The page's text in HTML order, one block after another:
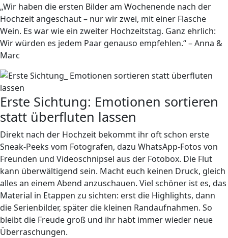
„Wir haben die ersten Bilder am Wochenende nach der
Hochzeit angeschaut – nur wir zwei, mit einer Flasche
Wein. Es war wie ein zweiter Hochzeitstag. Ganz ehrlich:
Wir würden es jedem Paar genauso empfehlen.“ – Anna &
Marc
Erste Sichtung: Emotionen sortieren
statt überfluten lassen
Direkt nach der Hochzeit bekommt ihr oft schon erste
Sneak-Peeks vom Fotografen, dazu WhatsApp-Fotos von
Freunden und Videoschnipsel aus der Fotobox. Die Flut
kann überwältigend sein. Macht euch keinen Druck, gleich
alles an einem Abend anzuschauen. Viel schöner ist es, das
Material in Etappen zu sichten: erst die Highlights, dann
die Serienbilder, später die kleinen Randaufnahmen. So
bleibt die Freude groß und ihr habt immer wieder neue
Überraschungen.